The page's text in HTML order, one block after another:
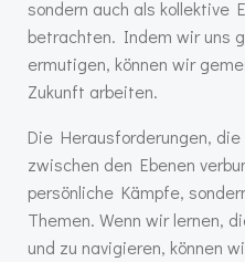
sondern auch als kollektive
betrachten. Indem wir uns
ermutigen, können wir
Zukunft arbeiten.
Die Herausforderungen,
zwischen den Ebenen
persönliche Kämpfe,
Themen. Wenn wir lernen,
und zu navigieren, können